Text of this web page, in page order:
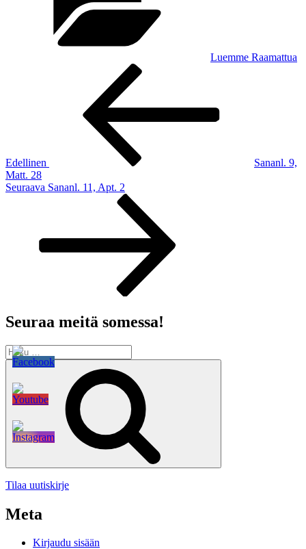
Luemme Raamattua
Edellinen
Sananl. 9,
Matt. 28
Seuraava
Seuraava Sananl. 11, Apt. 2
Seuraa meitä somessa!
Etsi:
Tilaa uutiskirje
Meta
Kirjaudu sisään